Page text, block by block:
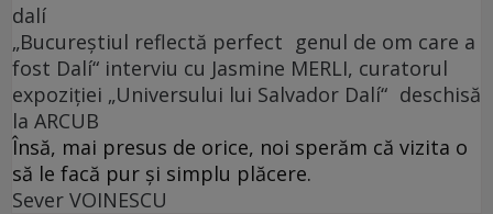
dalí
„Bucureștiul reflectă perfect genul de om care a
fost Dalí“ interviu cu Jasmine MERLI, curatorul
expoziției „Universului lui Salvador Dalí“ deschisă
la ARCUB
Însă, mai presus de orice, noi sperăm că vizita o
să le facă pur și simplu plăcere.
Sever VOINESCU